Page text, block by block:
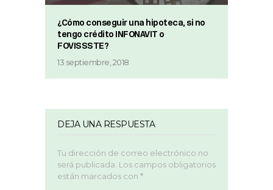
¿Cómo conseguir una hipoteca, si no
tengo crédito INFONAVIT o
FOVISSSTE?
13 septiembre, 2018
DEJA UNA RESPUESTA
Tu dirección de correo electrónico no
será publicada. Los campos obligatorios
están marcados con *